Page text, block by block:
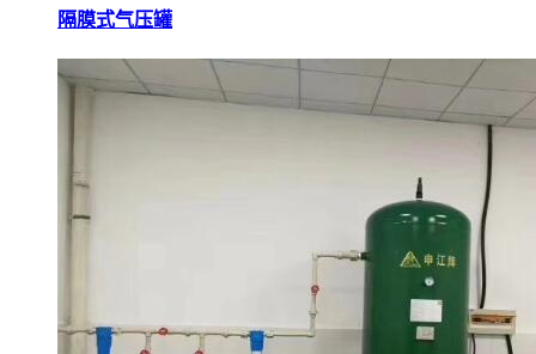
隔膜式气压罐